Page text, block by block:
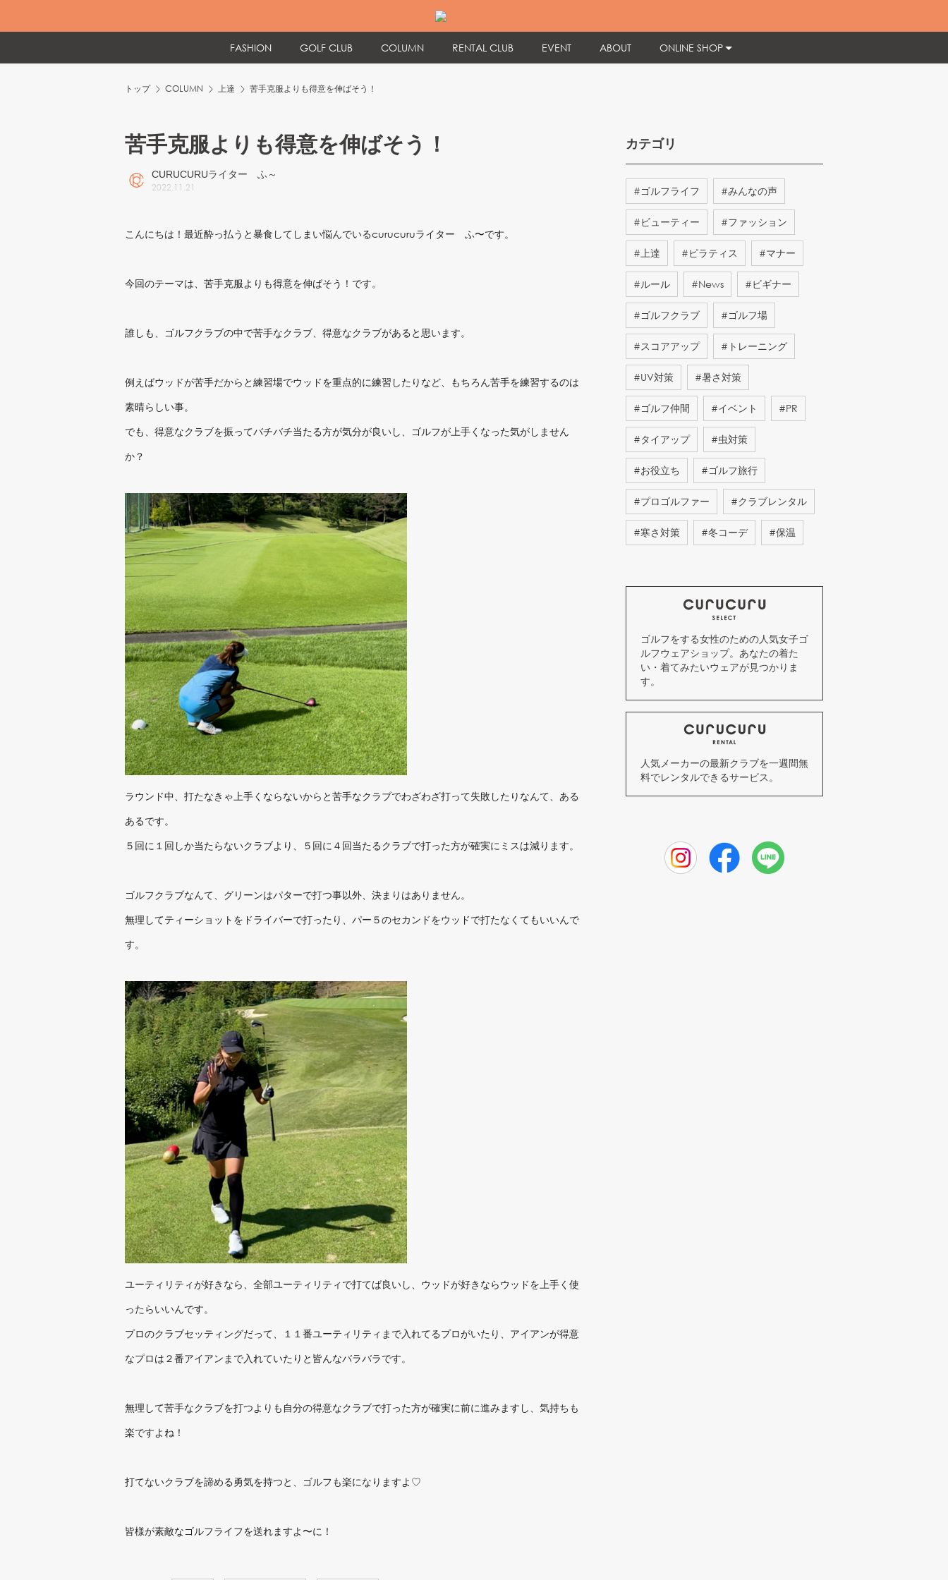
FASHION GOLF CLUB COLUMN RENTAL CLUB EVENT ABOUT ONLINE SHOP
トップ COLUMN 上達 苦手克服よりも得意を伸ばそう！
苦手克服よりも得意を伸ばそう！
CURUCURUライター ふ～
2022.11 .21
こんにちは！最近酔っ払うと暴食してしまい悩んでいるcurucuruライター ふ〜です。
今回のテーマは、苦手克服よりも得意を伸ばそう！です。
誰しも、ゴルフクラブの中で苦手なクラブ、得意なクラブがあると思います。
例えばウッドが苦手だからと練習場でウッドを重点的に練習したりなど、もちろん苦手を練習するのは
素晴らしい事。
でも、得意なクラブを振ってバチバチ当たる方が気分が良いし、ゴルフが上手くなった気がしません
か？
ラウンド中、打たなきゃ上手くならないからと苦手なクラブでわざわざ打って失敗したりなんて、ある
あるです。
５回に１回しか当たらないクラブより、５回に４回当たるクラブで打った方が確実にミスは減ります。
ゴルフクラブなんて、グリーンはパターで打つ事以外、決まりはありません。
無理してティーショットをドライバーで打ったり、パー５のセカンドをウッドで打たなくてもいいんで
す。
ユーティリティが好きなら、全部ユーティリティで打てば良いし、ウッドが好きならウッドを上手く使
ったらいいんです。
プロのクラブセッティングだって、１１番ユーティリティまで入れてるプロがいたり、アイアンが得意
なプロは２番アイアンまで入れていたりと皆んなバラバラです。
無理して苦手なクラブを打つよりも自分の得意なクラブで打った方が確実に前に進みますし、気持ちも
楽ですよね！
打てないクラブを諦める勇気を持つと、ゴルフも楽になりますよ♡
皆様が素敵なゴルフライフを送れますよ〜に！
カテゴリ
#ゴルフライフ #みんなの声
#ビューティー #ファッション
#上達 #ピラティス #マナー
#ルール #News #ビギナー
#ゴルフクラブ #ゴルフ場
#スコアアップ # トレーニング
#UV対策 #暑さ対策
#ゴルフ仲間 #イベント #PR
#タイアップ #虫対策
#お役立ち #ゴルフ旅行
#プロゴルファー #クラブレンタル
#寒さ対策 #冬コーデ #保温
ゴルフをする女性のための人気女子ゴ
ルフウェアショップ。あなたの着た
い・着てみたいウェアが見つかりま
す。
人気メーカーの最新クラブを一週間無
料でレンタルできるサービス。